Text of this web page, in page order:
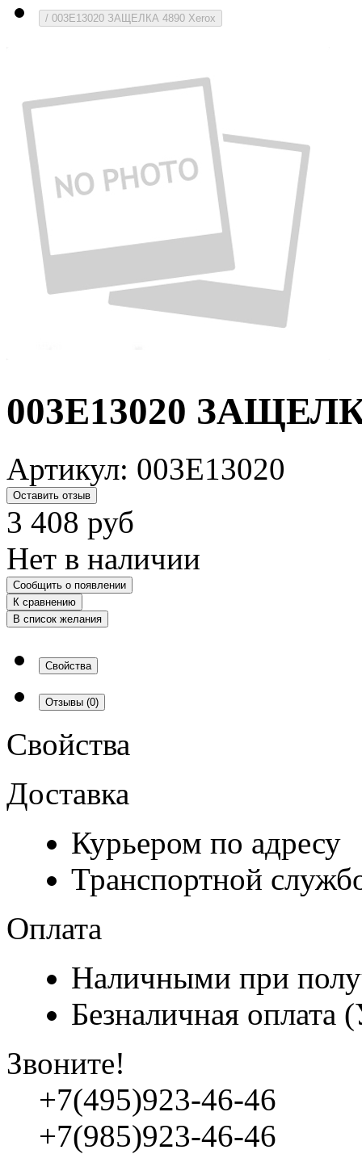
/ 003E13020 ЗАЩЕЛКА 4890 Xerox
003E13020
Артикул: 003E13020
Оставить отзыв
3 408 руб
Нет в наличии
Сообщить о появлении
К сравнению
В список желания
Свойства
Отзывы (0)
Свойства
Доставка
Курьером по адресу
Транспортной
Оплата
Наличными при
Безналичная
Звоните!
+7(495)923-46-46
+7(985)923-46-46